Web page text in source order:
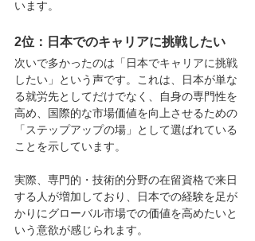
います。
2位： 日本でのキャリアに挑戦したい
次いで多かったのは「日本でキャリアに挑戦
したい」という声です。これは、日本が単な
る就労先としてだけでなく、自身の専門性を
高め、国際的な市場価値を向上させるための
「ステップアップの場」として選ばれている
ことを示しています。
実際、専門的・技術的分野の在留資格で来日
する人が増加しており、日本での経験を足が
かりにグローバル市場での価値を高めたいと
いう意欲が感じられます。